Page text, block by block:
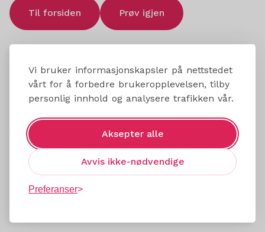
Vi bruker informasjonskapsler på nettstedet
vårt for å forbedre brukeropplevelsen, tilby
personlig innhold og analysere trafikken vår.
Aksepter alle
Avvis ikke-nødvendige
Preferanser
Til forsiden Prøv igjen